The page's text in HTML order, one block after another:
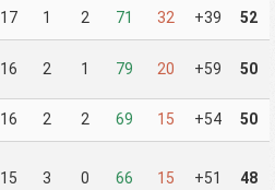
17 1 2 71 32 +39 52
16 2 1 79 20 +59 50
16 2 2 69 15 +54 50
15 3 0 66 15 +51 48